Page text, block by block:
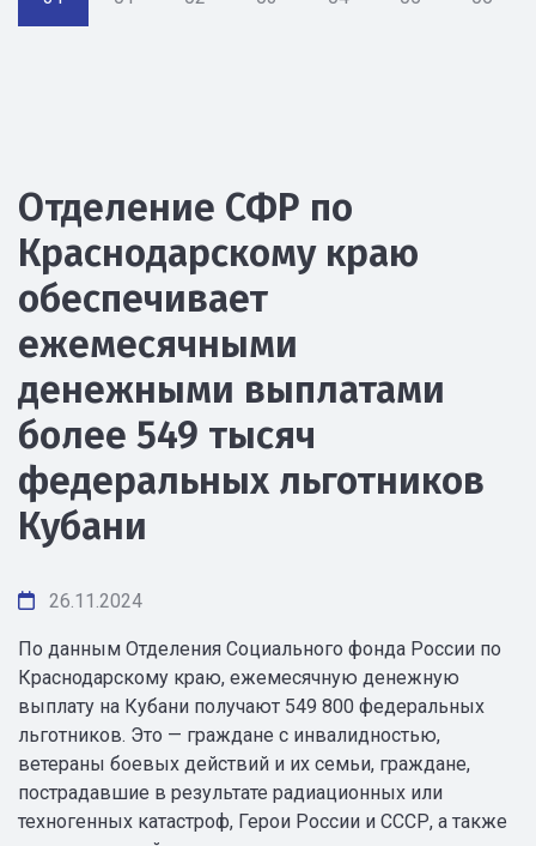
Отделение СФР по
Краснодарскому краю
обеспечивает
ежемесячными
денежными выплатами
более 549 тысяч
федеральных льготников
Кубани
26.11.2024
По данным Отделения Социального фонда России по
Краснодарскому краю, ежемесячную денежную
выплату на Кубани получают 549 800 федеральных
льготников. Это — граждане с инвалидностью,
ветераны боевых действий и их семьи, граждане,
пострадавшие в результате радиационных или
техногенных катастроф, Герои России и СССР, а также